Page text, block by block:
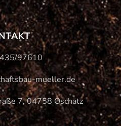
97610
mueller.de
7, 04758 Oschatz